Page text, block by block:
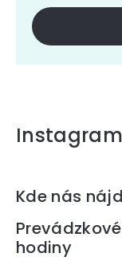
Instagram
Zápätie
Kde nás
Prevádzkové
hodiny